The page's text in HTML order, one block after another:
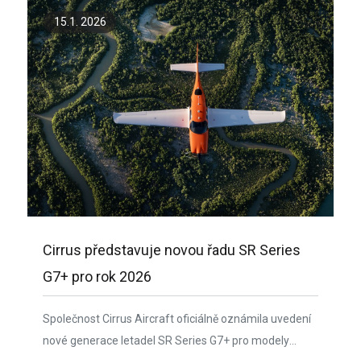
15.1. 2026
Cirrus představuje novou řadu SR Series
G7+ pro rok 2026
Společnost Cirrus Aircraft oficiálně oznámila uvedení
nové generace letadel SR Series G7+ pro modely